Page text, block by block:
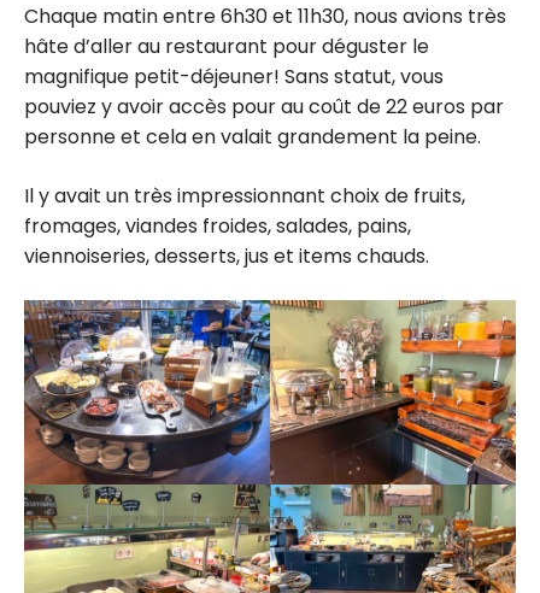
Chaque matin entre 6h30 et 11h30, nous avions très
hâte d’aller au restaurant pour déguster le
magnifique petit-déjeuner! Sans statut, vous
pouviez y avoir accès pour au coût de 22 euros par
personne et cela en valait grandement la peine.
Il y avait un très impressionnant choix de fruits,
fromages, viandes froides, salades, pains,
viennoiseries, desserts, jus et items chauds.